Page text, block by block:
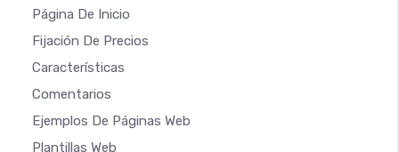
Página De Inicio
Fijación De Precios
Características
Comentarios
Ejemplos De Páginas Web
Plantillas Web